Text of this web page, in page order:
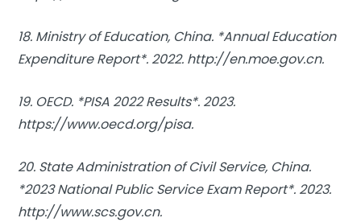
18. Ministry of Education, China. *Annual Education
Expenditure Report*. 2022. http://en.moe.gov.cn.
19. OECD. *PISA 2022 Results*. 2023.
https://www.oecd.org/pisa.
20. State Administration of Civil Service, China.
*2023 National Public Service Exam Report*. 2023.
http://www.scs.gov.cn.